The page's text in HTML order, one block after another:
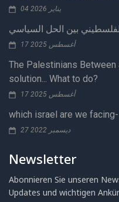
04 يناير 2026
بين الحل السياسي
17 أغسطس 2025
The Palestinians
solution... What to do?
17 أغسطس 2025
which israel are we
27 ديسمبر 2022
Newsletter
Abonnieren Sie unseren
Updates und wichtigen